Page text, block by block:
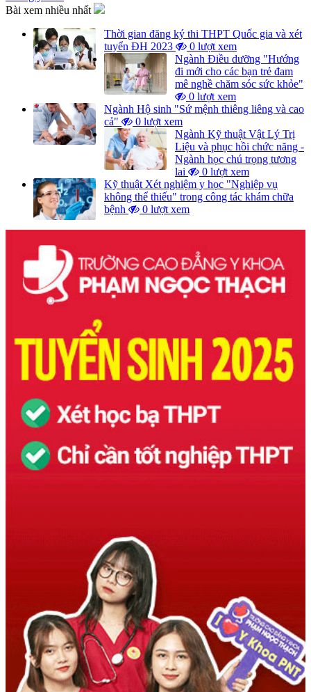
Bài xem nhiều nhất
Thời gian đăng ký thi THPT Quốc gia và xét
tuyển ĐH 2023
0 lượt xem
Ngành Điều dưỡng "Hướng
đi mới cho các bạn trẻ đam
mê nghề chăm sóc sức khỏe"
0 lượt xem
Ngành Hộ sinh "Sứ mệnh thiêng liêng và cao
cả"
0 lượt xem
Ngành Kỹ thuật Vật Lý Trị
Liệu và phục hồi chức năng -
Ngành học chú trọng tương
lai
0 lượt xem
Kỹ thuật Xét nghiệm y học "Nghiệp vụ
không thể thiếu" trong công tác khám chữa
bệnh
0 lượt xem